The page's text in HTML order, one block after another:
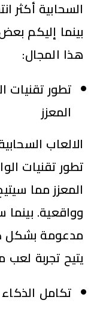
السحابية أكثر
بينما إليكم
هذا المجال:
تطور تقنيات
المعزز
الالعاب
تطور تقنيات
المعزز مما
وواقعية.
مدعومة بشكل
يتيح تجربة لعب
تكامل